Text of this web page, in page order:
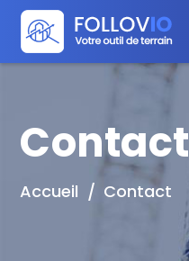
Contact
Accueil Contact